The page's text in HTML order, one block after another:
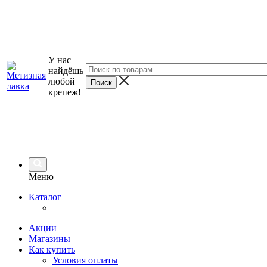
У нас
найдёшь
любой
крепеж!
Меню
Каталог
Акции
Магазины
Как купить
Условия оплаты